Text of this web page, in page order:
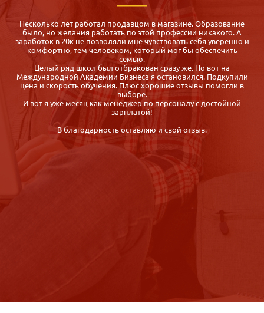
Я всегда мечтала работать с детьми, много участвовала в
волонтёрской деятельности, но на работу меня не брали. К
сожалению, образование было не профильное. Долго искала
вуз или какие-нибудь курсы по детской психологии в моём
городе, но так ничего и не нашла. Потом мне посоветовали
Международную академию бизнеса, там можно пройти
обучение удалённо - через Интернет. И теперь я Вам советую
эту академию! Курс проходится удобно и быстро, диплом
присылают по почте заказным письмом. И всё это за разумные
деньги!
Пару дней назад я прошла собеседование в детский
развивающий центр, сегодня был мой первый рабочий день! Я
очень счастлива!